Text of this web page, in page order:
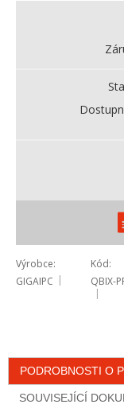
Výrobce
GIGAIPC
Kód
QBIX-
PODROBNOSTI O
SOUVISEJÍCÍ